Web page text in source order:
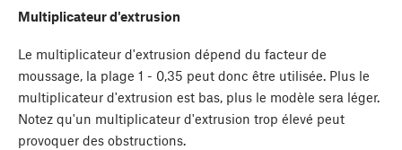
Multiplicateur d'extrusion
Le multiplicateur d'extrusion dépend du facteur de
moussage, la plage 1 - 0,35 peut donc être utilisée. Plus le
multiplicateur d'extrusion est bas, plus le modèle sera léger.
Notez qu'un multiplicateur d'extrusion trop élevé peut
provoquer des obstructions.